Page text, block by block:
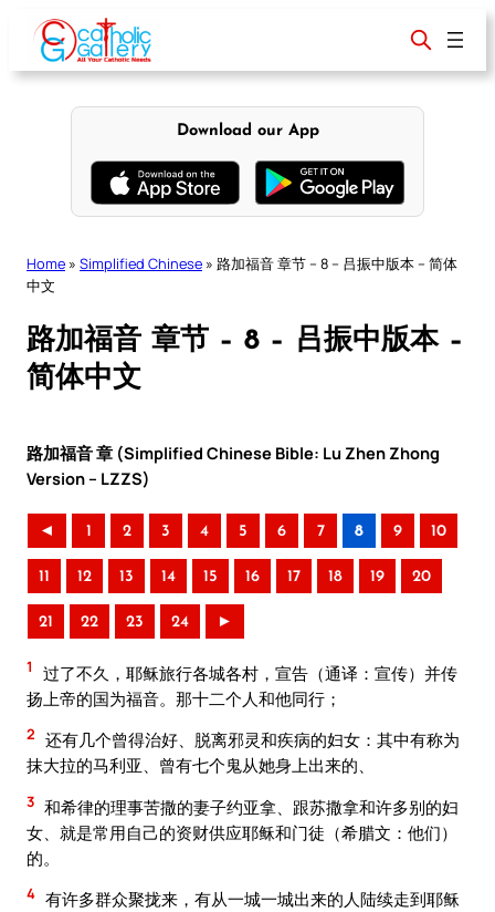
content
Download our App
Home » Simplified Chinese » 路加福音 章节 – 8 – 吕振中版本 – 简体
中文
路加福音 章节 – 8 – 吕振中版本 –
简体中文
路加福音 章 (Simplified Chinese Bible: Lu Zhen Zhong
Version – LZZS)
◄ 1 2 3 4 5 6 7 8 9 10
11 12 13 14 15 16 17 18 19 20
21 22 23 24 ►
1
过了不久，耶稣旅行各城各村，宣告（通译：宣传）并传
扬上帝的国为福音。那十二个人和他同行；
2 还有几个曾得治好、脱离邪灵和疾病的妇女：其中有称为
抹大拉的马利亚、曾有七个鬼从她身上出来的、
3 和希律的理事苦撒的妻子约亚拿、跟苏撒拿和许多别的妇
女、就是常用自己的资财供应耶稣和门徒（希腊文：他们）
的。
4 有许多群众聚拢来，有从一城一城出来的人陆续走到耶稣